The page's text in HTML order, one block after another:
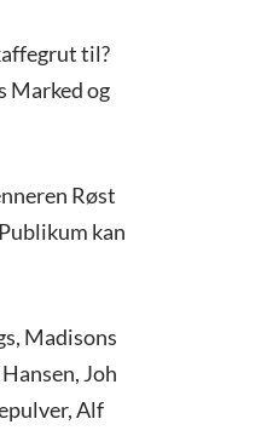
til?
Marked og
Røst
kan
Madisons
Joh
Alf